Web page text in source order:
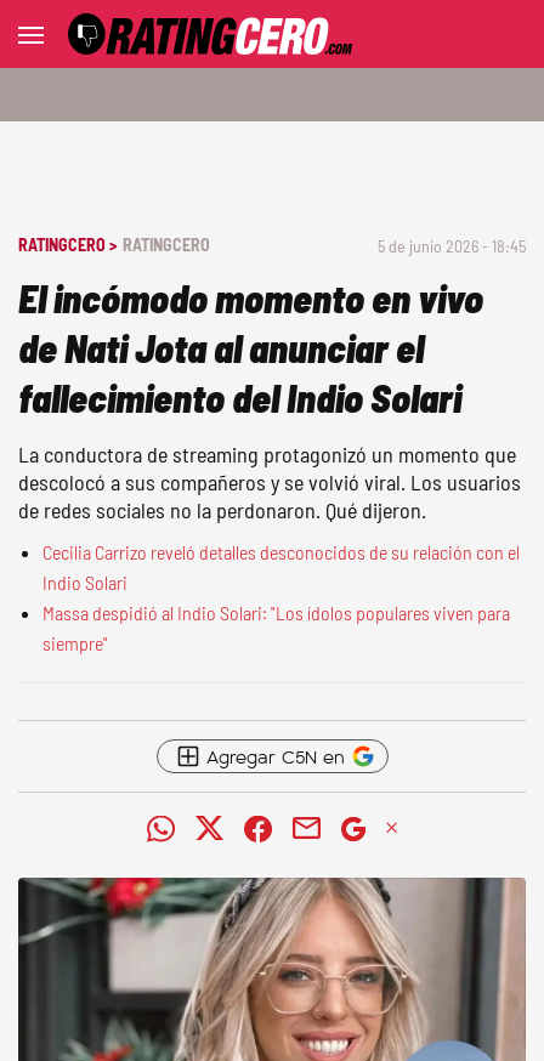
RATINGCERO > RATINGCERO 5 de junio 2026 - 18:45
El incómodo momento en vivo
de Nati Jota al anunciar el
fallecimiento del Indio Solari
La conductora de streaming protagonizó un momento que
descolocó a sus compañeros y se volvió viral. Los usuarios
de redes sociales no la perdonaron. Qué dijeron.
Cecilia Carrizo reveló detalles desconocidos de su relación con el
Indio Solari
Massa despidió al Indio Solari: "Los ídolos populares viven para
siempre"
Agregar C5N en